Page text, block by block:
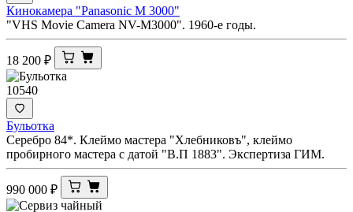
Кинокамера "Panasonic M 3000"
"VHS Movie Camera NV-M3000". 1960-е годы.
18 200 ₽
10540
Бульотка
Серебро 84*. Клеймо мастера "Хлебниковъ", клеймо
пробирного мастера с датой "В.П 1883". Экспертиза ГИМ.
990 000 ₽